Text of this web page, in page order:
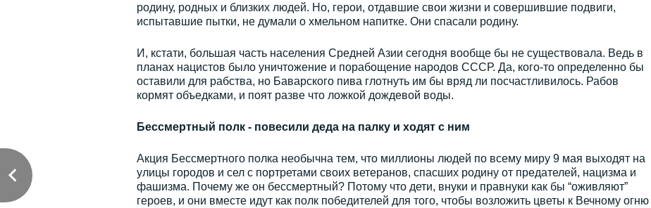
родину, родных и близких людей. Но, герои, отдавшие свои жизни и совершившие подвиги,
испытавшие пытки, не думали о хмельном напитке. Они спасали родину.
И, кстати, большая часть населения Средней Азии сегодня вообще бы не существовала. Ведь в
планах нацистов было уничтожение и порабощение народов СССР. Да, кого-то определенно бы
оставили для рабства, но Баварского пива глотнуть им бы вряд ли посчастливилось. Рабов
кормят объедками, и поят разве что ложкой дождевой воды.
Бессмертный полк - повесили деда на палку и ходят с ним
Акция Бессмертного полка необычна тем, что миллионы людей по всему миру 9 мая выходят на
улицы городов и сел с портретами своих ветеранов, спасших родину от предателей, нацизма и
фашизма. Почему же он бессмертный? Потому что дети, внуки и правнуки как бы “оживляют”
героев, и они вместе идут как полк победителей для того, чтобы возложить цветы к Вечному огню